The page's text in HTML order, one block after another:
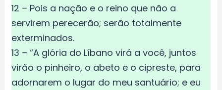
12 – Pois a nação e o reino que não a
servirem perecerão; serão totalmente
exterminados.
13 – “A glória do Líbano virá a você, juntos
virão o pinheiro, o abeto e o cipreste, para
adornarem o lugar do meu santuário; e eu